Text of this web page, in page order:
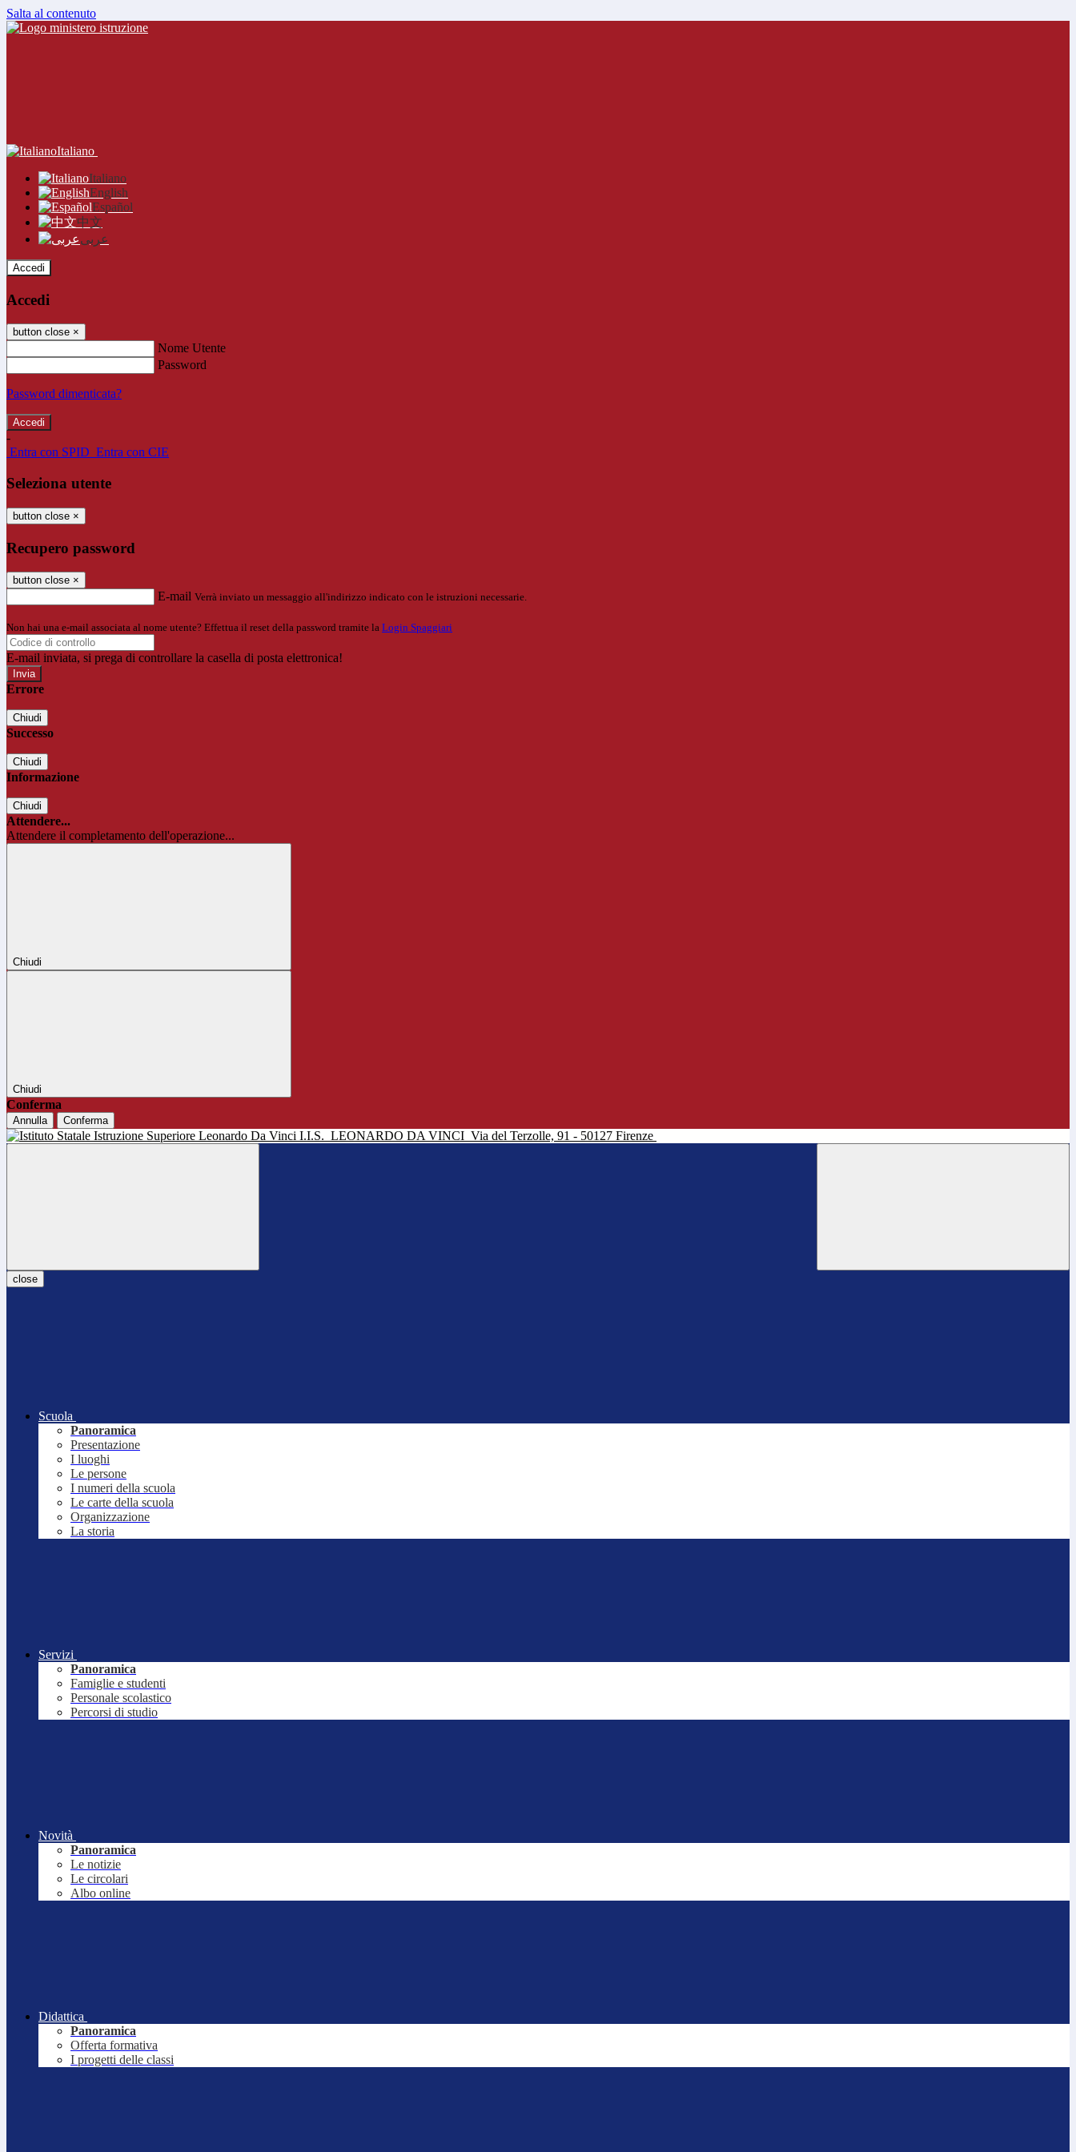
Salta al contenuto
Italiano
Italiano
English
Español
中文
عربى
Accedi
Accedi
button close ×
Nome Utente
Password
Password dimenticata?
-
Entra con SPID Entra con CIE
Seleziona utente
button close ×
Recupero password
button close ×
E-mail Verrà inviato un messaggio all'indirizzo indicato con le istruzioni necessarie.
Non hai una e-mail associata al nome utente? Effettua il reset della password tramite la Login Spaggiari
E-mail inviata, si prega di controllare la casella di posta elettronica!
Errore
Chiudi
Successo
Chiudi
Informazione
Chiudi
Attendere...
Attendere il completamento dell'operazione...
Chiudi
Chiudi
Conferma
Annulla Conferma
I.I.S. LEONARDO DA VINCI Via del Terzolle, 91 - 50127 Firenze
close
Scuola
Panoramica
Presentazione
I luoghi
Le persone
I numeri della scuola
Le carte della scuola
Organizzazione
La storia
Servizi
Panoramica
Famiglie e studenti
Personale scolastico
Percorsi di studio
Novità
Panoramica
Le notizie
Le circolari
Albo online
Didattica
Panoramica
Offerta formativa
I progetti delle classi